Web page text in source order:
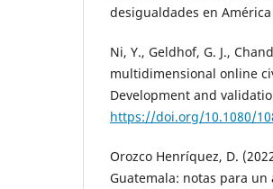
desigualdades en
Ni, Y., Geldhof, G. J.,
multidimensional online
Development and
https://doi.org/10.1080/
Orozco Henríquez, D.
Guatemala: notas para un